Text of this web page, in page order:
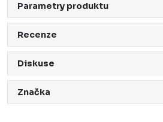
Parametry produktu
Recenze
Diskuse
Značka